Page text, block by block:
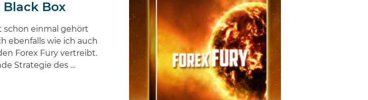
Black Box
schon einmal gehört
ebenfalls wie ich auch
Forex Fury vertreibt.
Strategie des …